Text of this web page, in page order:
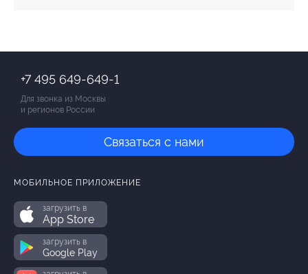
+7 495 649-649-1
Для звонка из Москвы
и регионов России
Связаться с нами
МОБИЛЬНОЕ ПРИЛОЖЕНИЕ
загрузить в
App Store
загрузить в
Google Play